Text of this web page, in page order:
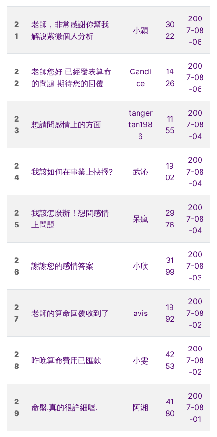
2
1
老師，非常感謝你幫我
解說紫微個人分析
小穎
30
22
200
7-08
-06
2
2
老師您好 已經發表算命
的問題 期待您的回覆
Candi
ce
14
26
200
7-08
-06
2
3
想請問感情上的方面
tanger
tan198
6
11
55
200
7-08
-04
2
4
我該如何在事業上抉擇? 武沁
19
02
200
7-08
-04
2
5
我該怎麼辦！想問感情
上問題
呆瘋
29
76
200
7-08
-04
2
6
謝謝您的感情答案 小欣
31
99
200
7-08
-03
2
7
老師的算命回覆收到了 avis
19
92
200
7-08
-02
2
8
昨晚算命費用已匯款 小雯
42
53
200
7-08
-02
2
9
命盤.真的很詳細喔. 阿湘
41
80
200
7-08
-01